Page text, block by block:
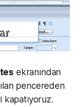
ekranından
pencereden
kapatıyoruz.